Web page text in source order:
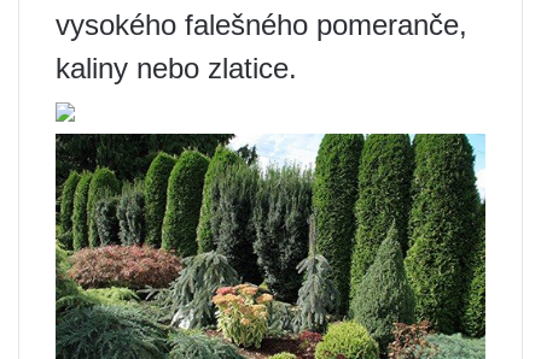
vysokého falešného pomeranče,
kaliny nebo zlatice.